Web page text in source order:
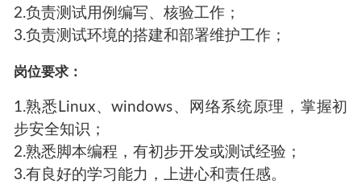
2.负责测试用例编写、核验工作；
3.负责测试环境的搭建和部署维护工作；
岗位要求：
1.熟悉Linux、windows、网络系统原理，掌握初
步安全知识；
2.熟悉脚本编程，有初步开发或测试经验；
3.有良好的学习能力，上进心和责任感。